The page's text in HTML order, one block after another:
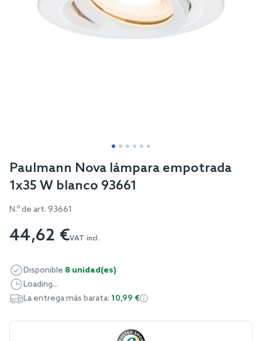
Skip
to
beginning
the
gallery
Paulmann Nova lámpara empotrada
1x35 W blanco 93661
N.º de art. 93661
44,62 €VAT incl.
Disponible 8 unidad(es)
Loading...
La entrega más barata: 10,99 €